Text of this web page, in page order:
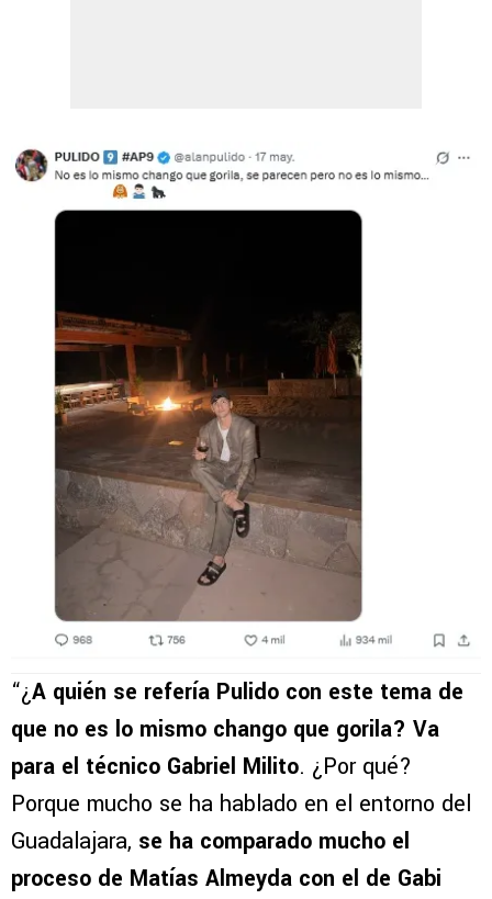
“¿A quién se refería Pulido con este tema de
que no es lo mismo chango que gorila? Va
para el técnico Gabriel Milito. ¿Por qué?
Porque mucho se ha hablado en el entorno del
Guadalajara, se ha comparado mucho el
proceso de Matías Almeyda con el de Gabi